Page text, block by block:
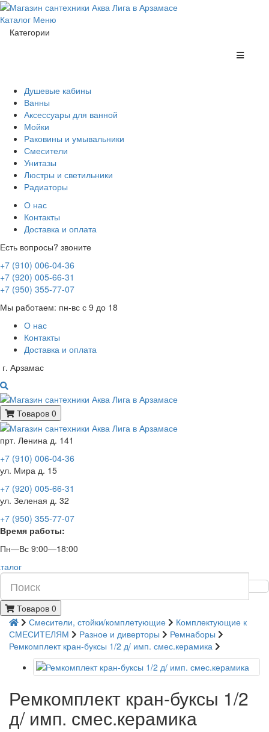
Каталог Меню
Категории
Душевые кабины
Ванны
Аксессуары для ванной
Мойки
Раковины и умывальники
Смесители
Унитазы
Люстры и светильники
Радиаторы
О нас
Контакты
Доставка и оплата
Есть вопросы? звоните
+7 (910) 006-04-36
+7 (920) 005-66-31
+7 (950) 355-77-07
Мы работаем: пн-вс с 9 до 18
О нас
Контакты
Доставка и оплата
г. Арзамас
Товаров 0
прт. Ленина д. 141
+7 (910) 006-04-36
ул. Мира д. 15
+7 (920) 005-66-31
ул. Зеленая д. 32
+7 (950) 355-77-07
Время работы:
Пн—Вс 9:00—18:00
Товаров 0
Смесители, стойки/комплетующие
Комплектующие к
СМЕСИТЕЛЯМ
Разное и диверторы
Ремнаборы
Ремкомплект кран-буксы 1/2 д/ имп. смес.керамика
Ремкомплект кран-буксы 1/2
д/ имп. смес.керамика